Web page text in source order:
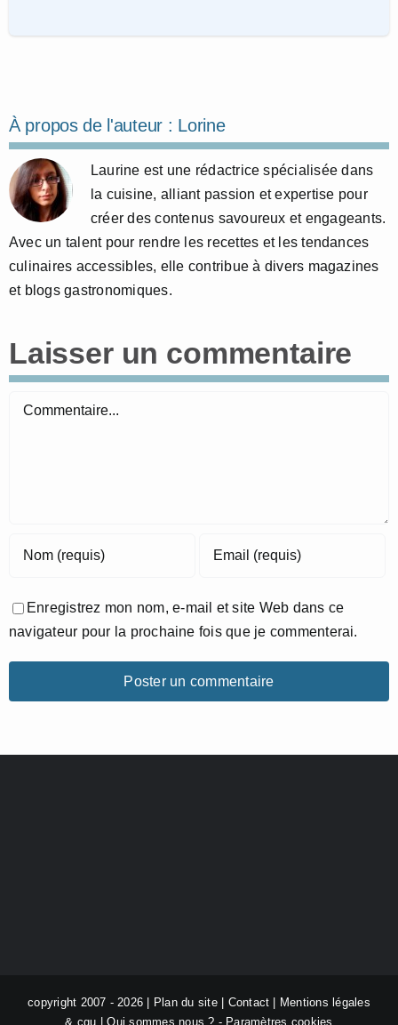
À propos de l'auteur : Lorine
Laurine est une rédactrice spécialisée dans
la cuisine, alliant passion et expertise pour
créer des contenus savoureux et engageants.
Avec un talent pour rendre les recettes et les tendances
culinaires accessibles, elle contribue à divers magazines
et blogs gastronomiques.
Laisser un commentaire
Commentaire
Enregistrez mon nom, e-mail et site Web dans ce
navigateur pour la prochaine fois que je commenterai.
copyright 2007 - 2026 | Plan du site| Contact | Mentions légales
& cgu |Qui sommes nous ? - Paramètres cookies